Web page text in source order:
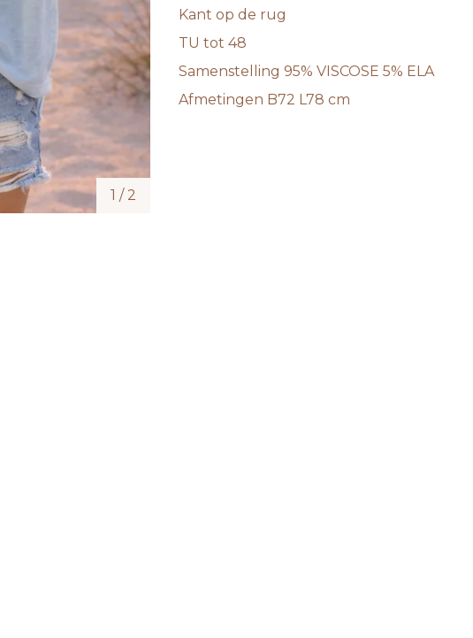
1 / 2
Kant op de rug
TU tot 48
Samenstelling 95% VISCOSE 5% ELA
Afmetingen B72 L78 cm